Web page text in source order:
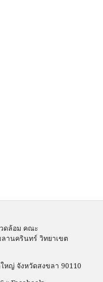
ดล้อม คณะ
านครินทร์ วิทยาเขต
ญ่ จังหวัดสงขลา 90110